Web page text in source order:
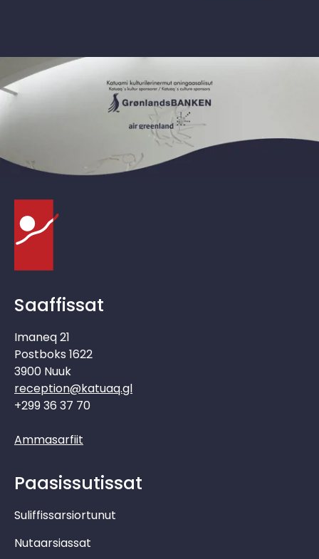
Saaffissat
Imaneq 21
Postboks 1622
3900 Nuuk
reception@katuaq.gl
+299 36 37 70
Ammasarfiit
Paasissutissat
Suliffissarsiortunut
Nutaarsiassat